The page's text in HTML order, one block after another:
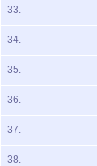
33.
34.
35.
36.
37.
38.